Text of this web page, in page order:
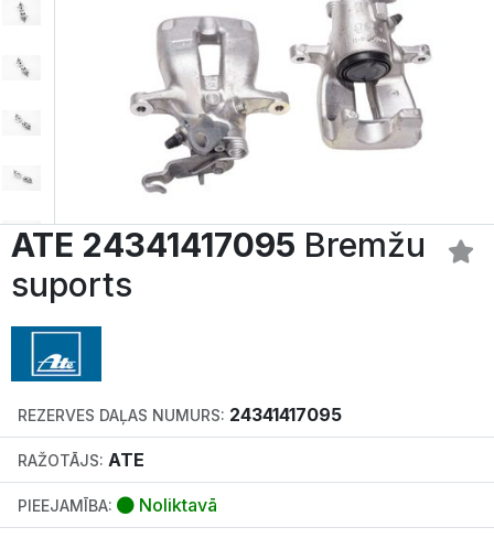
ATE 24341417095 Bremžu
suports
REZERVES DAĻAS NUMURS: 24341417095
RAŽOTĀJS: ATE
PIEEJAMĪBA: Noliktavā